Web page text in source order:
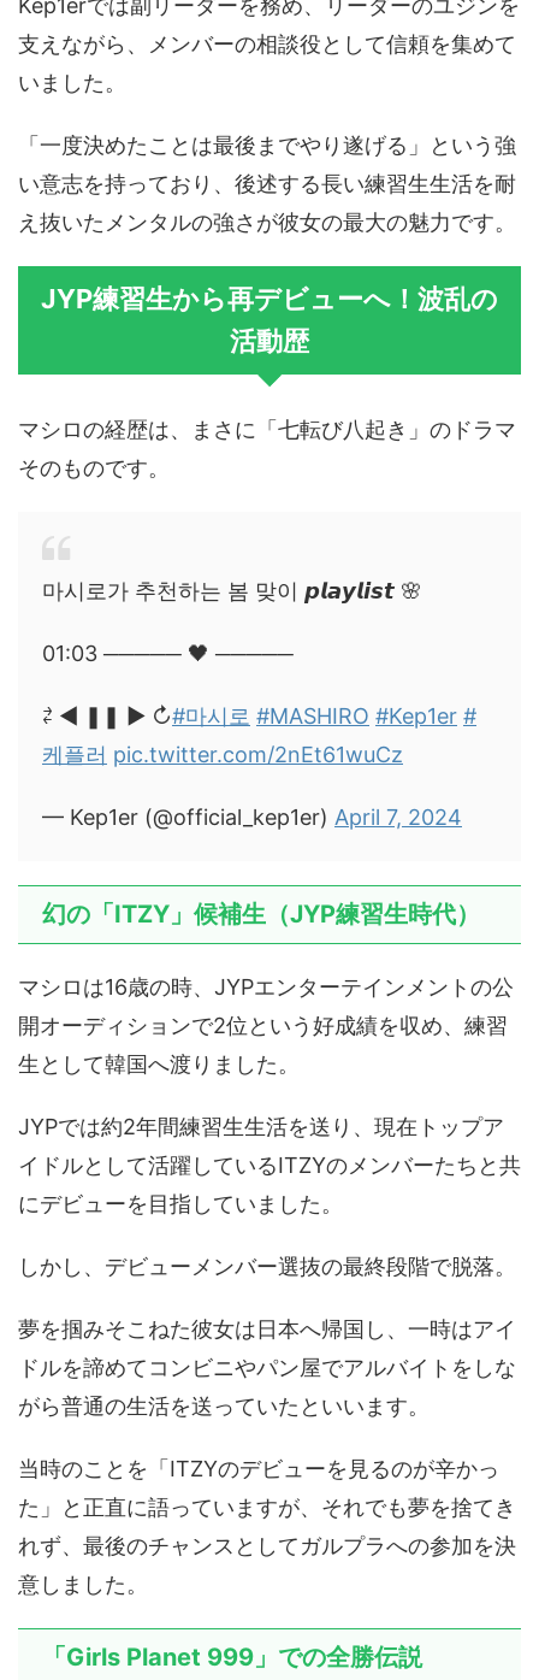
Kep1erでは副リーダーを務め、リーダーのユジンを
支えながら、メンバーの相談役として信頼を集めて
いました。
「一度決めたことは最後までやり遂げる」という強
い意志を持っており、後述する長い練習生生活を耐
え抜いたメンタルの強さが彼女の最大の魅力です。
JYP練習生から再デビューへ！波乱の
活動歴
マシロの経歴は、まさに「七転び八起き」のドラマ
そのものです。
마시로가 추천하는 봄 맞이 𝙥𝙡𝙖𝙮𝙡𝙞𝙨𝙩 🌸
01:03 ───── 🖤 ─────
⇄ ◀ ❚❚ ▶ ↻#마시로 #MASHIRO #Kep1er #
케플러 pic.twitter.com/2nEt61wuCz
— Kep1er (@official_kep1er) April 7, 2024
幻の「ITZY」候補生（JYP練習生時代）
マシロは16歳の時、JYPエンターテインメントの公
開オーディションで2位という好成績を収め、練習
生として韓国へ渡りました。
JYPでは約2年間練習生生活を送り、現在トップア
イドルとして活躍しているITZYのメンバーたちと共
にデビューを目指していました。
しかし、デビューメンバー選抜の最終段階で脱落。
夢を掴みそこねた彼女は日本へ帰国し、一時はアイ
ドルを諦めてコンビニやパン屋でアルバイトをしな
がら普通の生活を送っていたといいます。
当時のことを「ITZYのデビューを見るのが辛かっ
た」と正直に語っていますが、それでも夢を捨てき
れず、最後のチャンスとしてガルプラへの参加を決
意しました。
「Girls Planet 999」での全勝伝説